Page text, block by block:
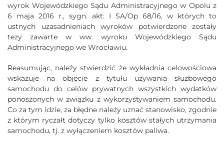
wyrok Wojewódzkiego Sądu Administracyjnego w Opolu z
6 maja 2016 r., sygn. akt: I SA/Op 68/16, w których to
ustnych uzasadnieniach wyroków potwierdzone zostały
tezy zawarte w ww. wyroku Wojewódzkiego Sądu
Administracyjnego we Wrocławiu.
Reasumując, należy stwierdzić że wykładnia celowościowa
wskazuje na objęcie z tytułu używania służbowego
samochodu do celów prywatnych wszystkich wydatków
ponoszonych w związku z wykorzystywaniem samochodu.
Co za tym idzie, za błędne należy uznać stanowisko, zgodnie
z którym ryczałt dotyczy tylko kosztów stałych utrzymania
samochodu, tj. z wyłączeniem kosztów paliwa.